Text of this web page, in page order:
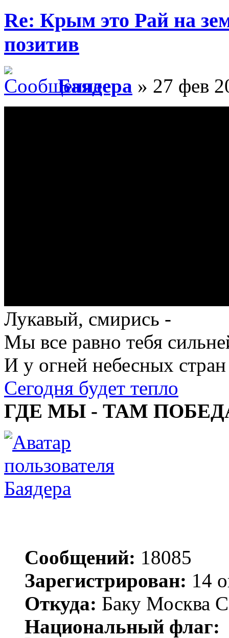
Re: Крым это Рай на
позитив
Баядера » 27 фев
Лукавый, смирись -
Мы все равно тебя
И у огней небесных стран
Сегодня будет тепло
ГДЕ МЫ - ТАМ
Баядера
Сообщений: 18085
Зарегистрирован: 14
Откуда: Баку Москва
Национальный флаг: